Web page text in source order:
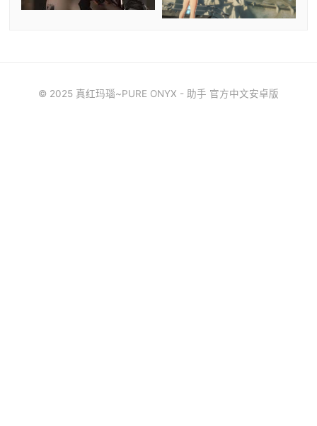
© 2025 真红玛瑙~PURE ONYX - 助手 官方中文安卓版